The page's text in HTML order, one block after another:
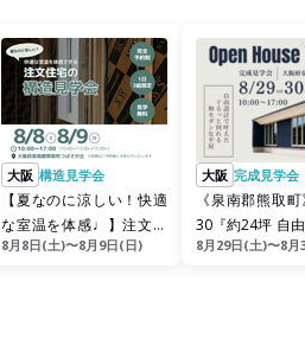
大阪 構造見学会
【夏なのに涼しい！快適
な室温を体感♩】注文住
宅の構造見学会♩
8月8日(土)〜8月9日(日)
大阪 完成見学会
《泉南郡熊取
30『約24坪 自
えた、ぐるっと
8月29日(土)〜8月